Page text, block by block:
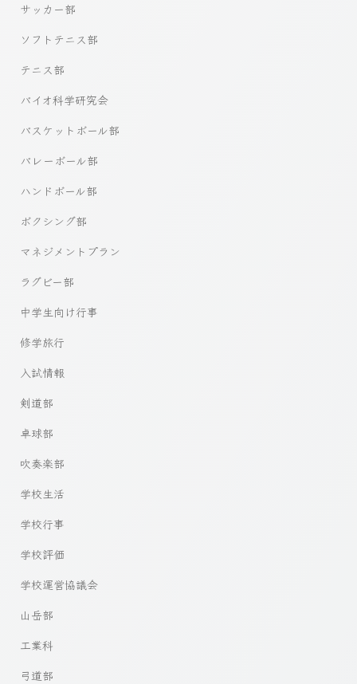
サッカー部
ソフトテニス部
テニス部
バイオ科学研究会
バスケットボール部
バレーボール部
ハンドボール部
ボクシング部
マネジメントプラン
ラグビー部
中学生向け行事
修学旅行
入試情報
剣道部
卓球部
吹奏楽部
学校生活
学校行事
学校評価
学校運営協議会
山岳部
工業科
弓道部